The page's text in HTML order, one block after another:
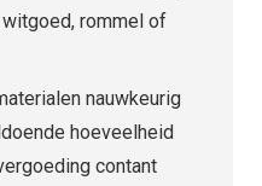
rommel of
nauwkeurig
hoeveelheid
contant